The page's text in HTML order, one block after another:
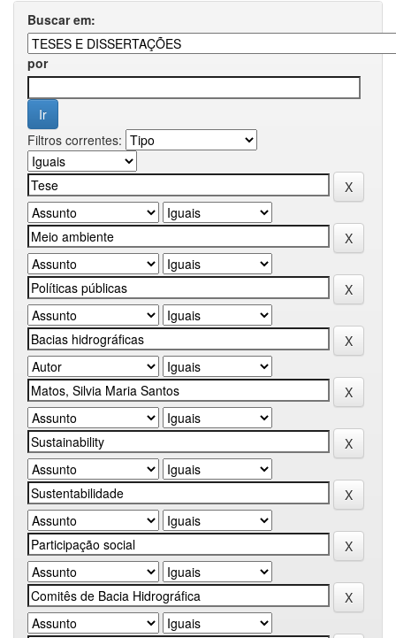
Buscar em:
por
Filtros correntes: